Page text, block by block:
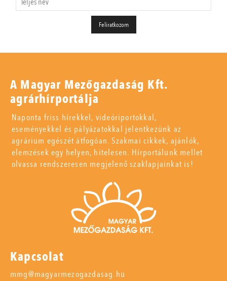
A Magyar Mezőgazdaság Kft.
agrárhírportálja
Naponta friss hírekkel, videóriportokkal,
eseményekkel és pályázatokkal jelentkezünk az
agrárium egészét átfogóan. Szakmai cikkek, ajánlók,
elemzések egy helyen, hitelesen. Hírportálunk mellet
olvassa rendszeresen megjelenő szaklapjainkat is!
Kapcsolat
mmg@magyarmezogazdasag.hu